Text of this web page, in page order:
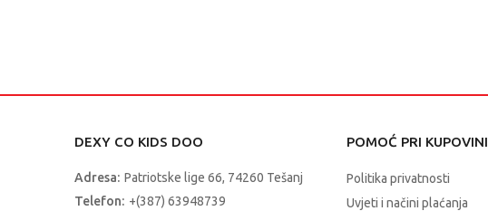
DEXY CO KIDS DOO
Adresa: Patriotske lige 66, 74260 Tešanj
Telefon: +(387) 63948739
POMOĆ PRI KUPOVINI
Politika privatnosti
Uvjeti i načini plaćanja